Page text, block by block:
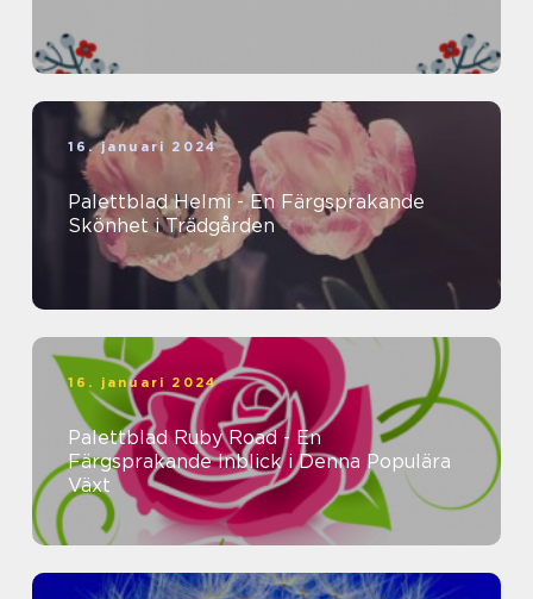
16. januari 2024
Palettblad Helmi - En Färgsprakande
Skönhet i Trädgården
16. januari 2024
Palettblad Ruby Road - En
Färgsprakande Inblick i Denna Populära
Växt